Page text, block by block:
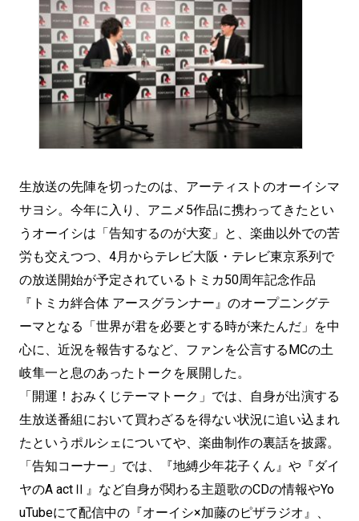
生放送の先陣を切ったのは、アーティストのオーイシマ
サヨシ。今年に入り、アニメ5作品に携わってきたとい
うオーイシは「告知するのが大変」と、楽曲以外での苦
労も交えつつ、4月からテレビ大阪・テレビ東京系列で
の放送開始が予定されているトミカ50周年記念作品
『トミカ絆合体 アースグランナー』のオープニングテ
ーマとなる「世界が君を必要とする時が来たんだ」を中
心に、近況を報告するなど、ファンを公言するMCの土
岐隼一と息のあったトークを展開した。
「開運！おみくじテーマトーク」では、自身が出演する
生放送番組において買わざるを得ない状況に追い込まれ
たというポルシェについてや、楽曲制作の裏話を披露。
「告知コーナー」では、『地縛少年花子くん』や『ダイ
ヤのA actⅡ』など自身が関わる主題歌のCDの情報やYo
uTubeにて配信中の『オーイシ×加藤のピザラジオ』、